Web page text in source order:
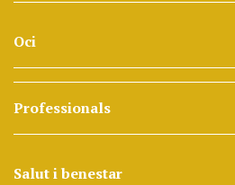
Oci
Professionals
Salut i benestar